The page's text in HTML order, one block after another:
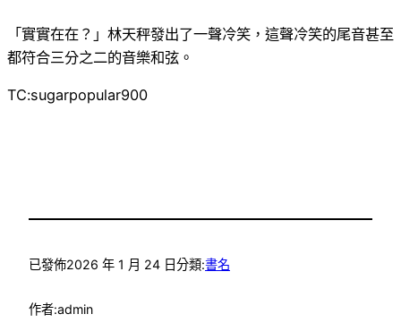
「實實在在？」林天秤發出了一聲冷笑，這聲冷笑的尾音甚至
都符合三分之二的音樂和弦。
TC:sugarpopular900
已發佈2026 年 1 月 24 日分類:書名
作者:admin